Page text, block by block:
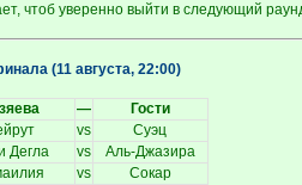
чтоб уверенно выйти в следующий
(11 августа, 22:00)
—
Гости
vs
Суэц
Дегла vs
Аль-Джазира
vs
Сокар